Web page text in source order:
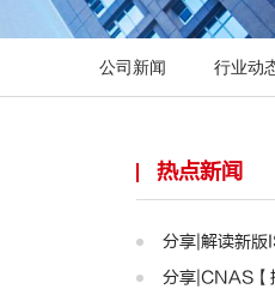
公司新闻 行业动
热点新闻
分享|解读新版
分享|CNAS【